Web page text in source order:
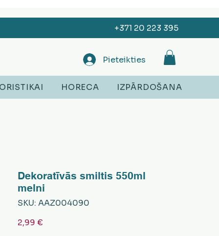
+371 20 223 395
Pieteikties
HORECA IZPĀRDOŠANA
Dekoratīvās smiltis 550ml
melni
SKU: AAZ004090
2,99 €